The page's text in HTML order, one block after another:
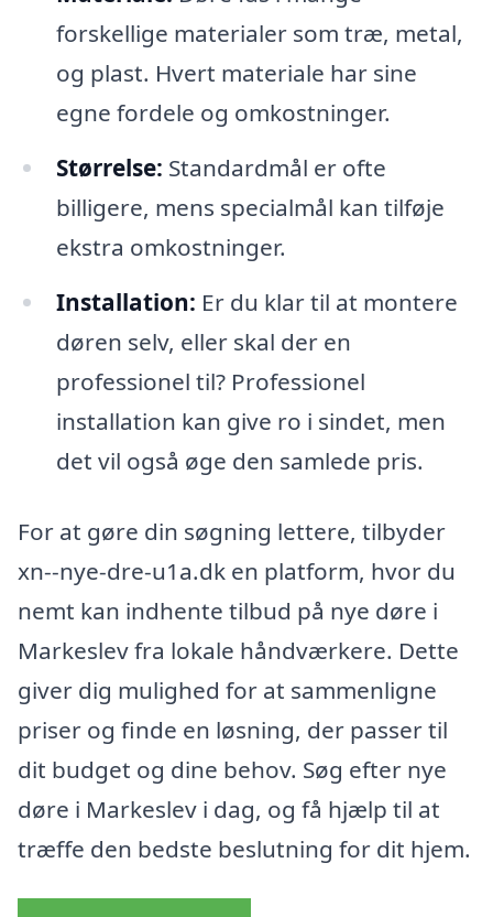
forskellige materialer som træ, metal,
og plast. Hvert materiale har sine
egne fordele og omkostninger.
Størrelse: Standardmål er ofte
billigere, mens specialmål kan tilføje
ekstra omkostninger.
Installation: Er du klar til at montere
døren selv, eller skal der en
professionel til? Professionel
installation kan give ro i sindet, men
det vil også øge den samlede pris.
For at gøre din søgning lettere, tilbyder
xn--nye-dre-u1a.dk en platform, hvor du
nemt kan indhente tilbud på nye døre i
Markeslev fra lokale håndværkere. Dette
giver dig mulighed for at sammenligne
priser og finde en løsning, der passer til
dit budget og dine behov. Søg efter nye
døre i Markeslev i dag, og få hjælp til at
træffe den bedste beslutning for dit hjem.